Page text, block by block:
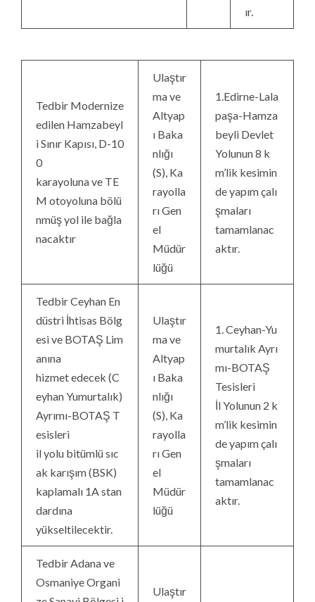
ır.
Tedbir Modernize
edilen Hamzabeyl
i Sınır Kapısı, D-10
0
karayoluna ve TE
M otoyoluna bölü
nmüş yol ile bağla
nacaktır
Ulaştır
ma ve
Altyap
ı Baka
nlığı
(S), Ka
rayolla
rı Gen
el
Müdür
lüğü
1.Edirne-Lala
paşa-Hamza
beyli Devlet
Yolunun 8 k
m’lik kesimin
de yapım çalı
şmaları
tamamlanac
aktır.
Tedbir Ceyhan En
düstri İhtisas Bölg
esi ve BOTAŞ Lim
anına
hizmet edecek (C
eyhan Yumurtalık)
Ayrımı-BOTAŞ T
esisleri
il yolu bitümlü sıc
ak karışım (BSK)
kaplamalı 1A stan
dardına
yükseltilecektir.
Ulaştır
ma ve
Altyap
ı Baka
nlığı
(S), Ka
rayolla
rı Gen
el
Müdür
lüğü
1. Ceyhan-Yu
murtalık Ayrı
mı-BOTAŞ
Tesisleri
İl Yolunun 2 k
m’lik kesimin
de yapım çalı
şmaları
tamamlanac
aktır.
Tedbir Adana ve
Osmaniye Organi
Ulaştır